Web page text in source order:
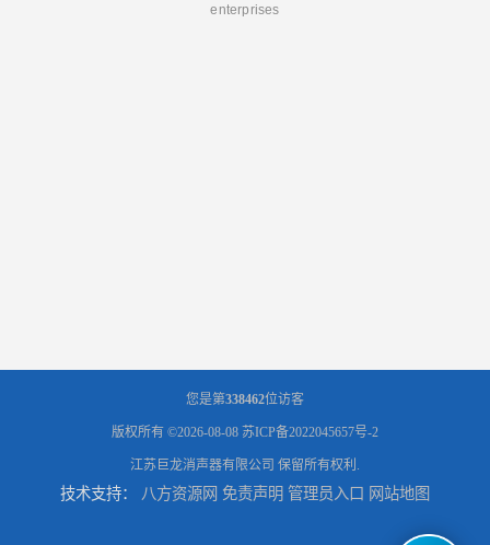
enterprises
您是第338462位访客
版权所有 ©2026-08-08 苏ICP备2022045657号-2
江苏巨龙消声器有限公司 保留所有权利.
技术支持： 八方资源网 免责声明 管理员入口 网站地图